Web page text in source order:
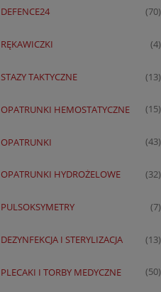
DEFENCE24 (70)
RĘKAWICZKI (4)
STAZY TAKTYCZNE (13)
OPATRUNKI HEMOSTATYCZNE (15)
OPATRUNKI (43)
OPATRUNKI HYDROŻELOWE (32)
PULSOKSYMETRY (7)
DEZYNFEKCJA I STERYLIZACJA (13)
PLECAKI I TORBY MEDYCZNE (50)